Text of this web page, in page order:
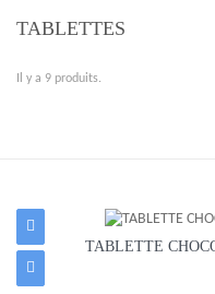
TABLETTES
Il y a 9 produits.
TABLETTE